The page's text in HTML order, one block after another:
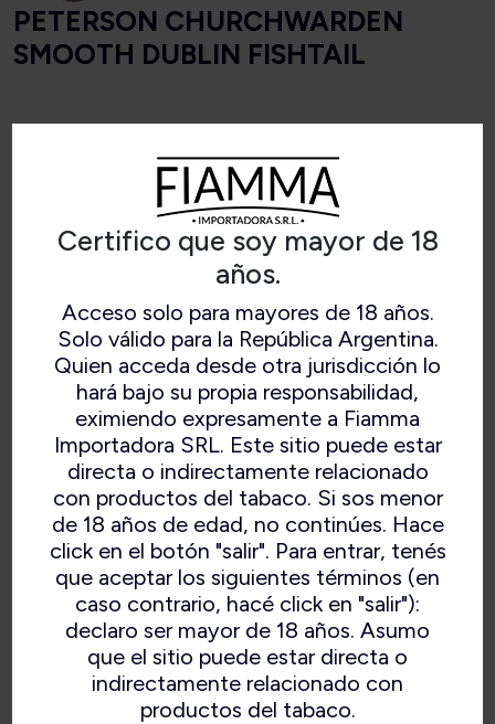
Certifico que soy mayor de 18
años.
Acceso solo para mayores de 18 años.
Solo válido para la República Argentina.
Quien acceda desde otra jurisdicción lo
hará bajo su propia responsabilidad,
eximiendo expresamente a Fiamma
Importadora SRL. Este sitio puede estar
directa o indirectamente relacionado
con productos del tabaco. Si sos menor
de 18 años de edad, no continúes. Hace
click en el botón "salir". Para entrar, tenés
que aceptar los siguientes términos (en
caso contrario, hacé click en "salir"):
declaro ser mayor de 18 años. Asumo
que el sitio puede estar directa o
indirectamente relacionado con
productos del tabaco.
PETERSON CHURCHWARDEN
SMOOTH DUBLIN FISHTAIL
281 mm
Peso
30 gramos
48 mm
Ancho del cuenco
30 mm
Profundidad de la
cámara
38 mm
Ancho de la cámara
18 mm
Material del tallo
Vulcanita
Filtro
Ninguno
Forma
Capillero
Acabado
Liso
Brezo